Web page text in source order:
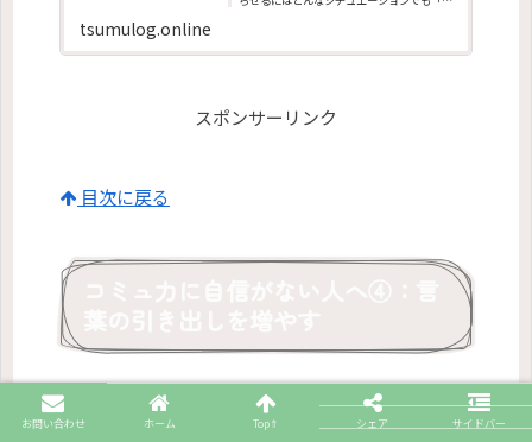
tsumulog.online
スポンサーリンク
目次に戻る
J Movie
お問い合わせ ホーム Top⇑ シェア サイドバー